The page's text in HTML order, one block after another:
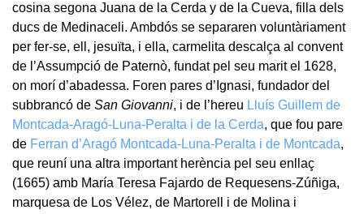
cosina segona Juana de la Cerda y de la Cueva, filla dels
ducs de Medinaceli. Ambdós se separaren voluntàriament
per fer-se, ell, jesuïta, i ella, carmelita descalça al convent
de l’Assumpció de Paternò, fundat pel seu marit el 1628,
on morí d’abadessa. Foren pares d’Ignasi, fundador del
subbrancó de San Giovanni, i de l’hereu Lluís Guillem de
Montcada-Aragó-Luna-Peralta i de la Cerda, que fou pare
de Ferran d’Aragó Montcada-Luna-Peralta i de Montcada,
que reuní una altra important herència pel seu enllaç
(1665) amb María Teresa Fajardo de Requesens-Zúñiga,
marquesa de Los Vélez, de Martorell i de Molina i